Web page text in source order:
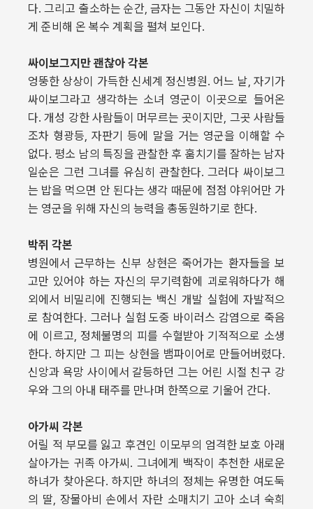
다. 그리고 출소하는 순간, 금자는 그동안 자신이 치밀하
게 준비해 온 복수 계획을 펼쳐 보인다.
싸이보그지만 괜찮아 각본
엉뚱한 상상이 가득한 신세계 정신병원. 어느 날, 자기가
싸이보그라고 생각하는 소녀 영군이 이곳으로 들어온
다. 개성 강한 사람들이 머무르는 곳이지만, 그곳 사람들
조차 형광등, 자판기 등에 말을 거는 영군을 이해할 수
없다. 평소 남의 특징을 관찰한 후 훔치기를 잘하는 남자
일순은 그런 그녀를 유심히 관찰한다. 그러다 싸이보그
는 밥을 먹으면 안 된다는 생각 때문에 점점 야위어만 가
는 영군을 위해 자신의 능력을 총동원하기로 한다.
박쥐 각본
병원에서 근무하는 신부 상현은 죽어가는 환자들을 보
고만 있어야 하는 자신의 무기력함에 괴로워하다가 해
외에서 비밀리에 진행되는 백신 개발 실험에 자발적으
로 참여한다. 그러나 실험 도중 바이러스 감염으로 죽음
에 이르고, 정체불명의 피를 수혈받아 기적적으로 소생
한다. 하지만 그 피는 상현을 뱀파이어로 만들어버렸다.
신앙과 욕망 사이에서 갈등하던 그는 어린 시절 친구 강
우와 그의 아내 태주를 만나며 한쪽으로 기울어 간다.
아가씨 각본
어릴 적 부모를 잃고 후견인 이모부의 엄격한 보호 아래
살아가는 귀족 아가씨. 그녀에게 백작이 추천한 새로운
하녀가 찾아온다. 하지만 하녀의 정체는 유명한 여도둑
의 딸, 장물아비 손에서 자란 소매치기 고아 소녀 숙희